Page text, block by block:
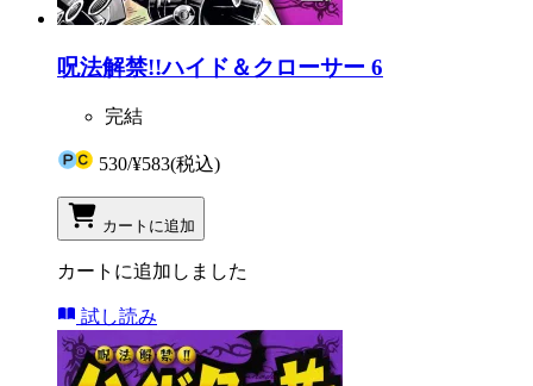
呪法解禁!!ハイド＆クローサー 6
完結
530/¥583(税込)
カートに追加
カートに追加しました
試し読み